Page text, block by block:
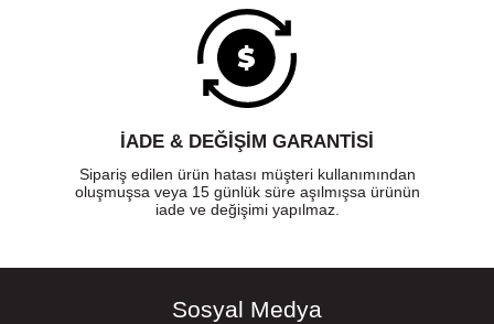
İADE & DEĞİŞİM GARANTİSİ
Sipariş edilen ürün hatası müşteri kullanımından
oluşmuşsa veya 15 günlük süre aşılmışsa ürünün
iade ve değişimi yapılmaz.
Sosyal Medya